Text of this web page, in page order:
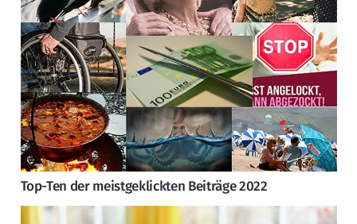
Top-Ten der meistgeklickten Beiträge 2022